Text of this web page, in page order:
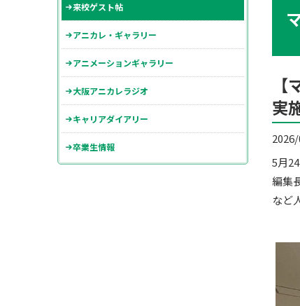
実
5月
編集
など
来校ゲスト帖
アニカレ・ギャラリー
アニメーションギャラリー
大阪アニカレラジオ
キャリアダイアリー
卒業生情報